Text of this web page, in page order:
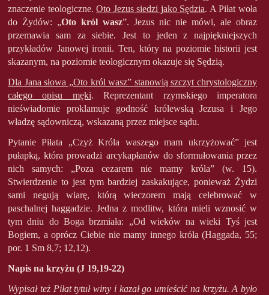
znaczenie teologiczne.Oto Jezus siedzi jako Sędzia. A Piłat woła
do Żydów: „Oto król wasz”. Jezus nic nie mówi, ale obraz
przemawia sam za siebie. Jest to jeden z najpiękniejszych
przykładów Janowej ironii. Ten, który na poziomie historii jest
skazanym, na poziomie teologicznym okazuje się Sędzią.
Dla Jana słowa „Oto król wasz” stanowią szczyt chrystologiczny
całego opisu męki. Reprezentant rzymskiego imperatora
nieświadomie proklamuje godność królewską Jezusa i Jego
władzę sądowniczą, wskazaną przez miejsce sądu.
Pytanie Piłata „Czyż Króla waszego mam ukrzyżować” jest
pułapką, która prowadzi arcykapłanów do sformułowania przez
nich samych: „Poza cezarem nie mamy króla” (w. 15).
Stwierdzenie to jest tym bardziej zaskakujące, ponieważ Żydzi
sami negują wiarę, którą wieczorem mają celebrować w
paschalnej haggadzie. Jedna z modlitw, która mieli wznosić w
tym dniu do Boga brzmiała: „Od wieków na wieki Tyś jest
Bogiem, a oprócz Ciebie nie mamy innego króla (Haggada, 55;
por. 1 Sm 8,7; 12,12).
Napis na krzyżu (J 19,19-22)
Wypisał też Piłat tytuł winy i kazał go umieścić na krzyżu. A było